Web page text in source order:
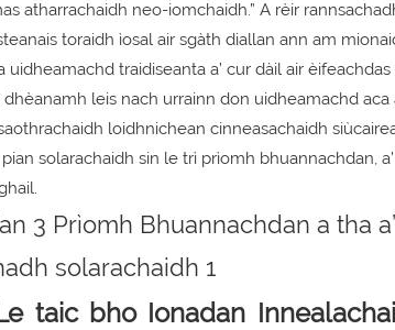
atharrachaidh neo-iomchaidh.” A rèir
toraidh ìosal air sgàth diallan ann am
traidiseanta a’ cur dàil air
leis nach urrainn don uidheamachd
loidhnichean cinneasachaidh
solarachaidh sin le trì prìomh bhuannachdan,
taic bho Ionadan